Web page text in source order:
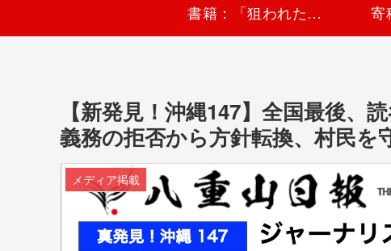
書籍：「狙われた沖縄〜真実の沖縄史が日本を救う〜」 寄
【新発見！沖縄147】全国最後、
義務の拒否から方針転換、村民
メディア掲載